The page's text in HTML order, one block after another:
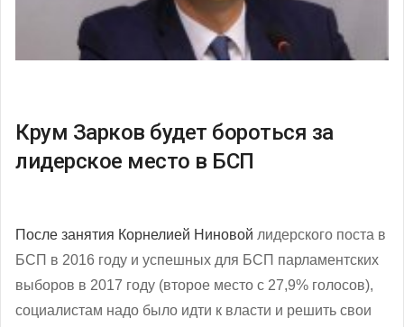
Крум Зарков будет бороться за
лидерское место в БСП
После занятия Корнелией Ниновой лидерского поста в
БСП в 2016 году и успешных для БСП парламентских
выборов в 2017 году (второе место с 27,9% голосов),
социалистам надо было идти к власти и решить свои